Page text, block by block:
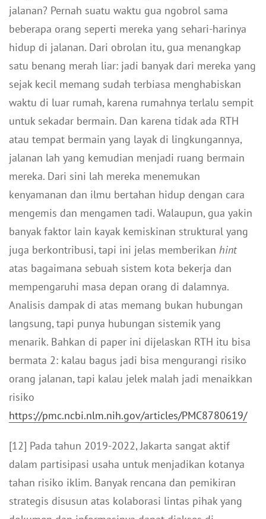
jalanan? Pernah suatu waktu gua ngobrol sama
beberapa orang seperti mereka yang sehari-harinya
hidup di jalanan. Dari obrolan itu, gua menangkap
satu benang merah liar: jadi banyak dari mereka yang
sejak kecil memang sudah terbiasa menghabiskan
waktu di luar rumah, karena rumahnya terlalu sempit
untuk sekadar bermain. Dan karena tidak ada RTH
atau tempat bermain yang layak di lingkungannya,
jalanan lah yang kemudian menjadi ruang bermain
mereka. Dari sini lah mereka menemukan
kenyamanan dan ilmu bertahan hidup dengan cara
mengemis dan mengamen tadi. Walaupun, gua yakin
banyak faktor lain kayak kemiskinan struktural yang
juga berkontribusi, tapi ini jelas memberikan hint
atas bagaimana sebuah sistem kota bekerja dan
mempengaruhi masa depan orang di dalamnya.
Analisis dampak di atas memang bukan hubungan
langsung, tapi punya hubungan sistemik yang
menarik. Bahkan di paper ini dijelaskan RTH itu bisa
bermata 2: kalau bagus jadi bisa mengurangi risiko
orang jalanan, tapi kalau jelek malah jadi menaikkan
risiko
https://pmc.ncbi.nlm.nih.gov/articles/PMC8780619/
[12] Pada tahun 2019-2022, Jakarta sangat aktif
dalam partisipasi usaha untuk menjadikan kotanya
tahan risiko iklim. Banyak rencana dan pemikiran
strategis disusun atas kolaborasi lintas pihak yang